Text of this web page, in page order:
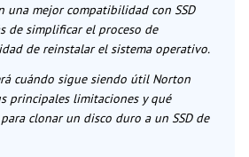
una mejor compatibilidad con SSD
de simplificar el proceso de
de reinstalar el sistema operativo.
cuándo sigue siendo útil Norton
principales limitaciones y qué
clonar un disco duro a un SSD de